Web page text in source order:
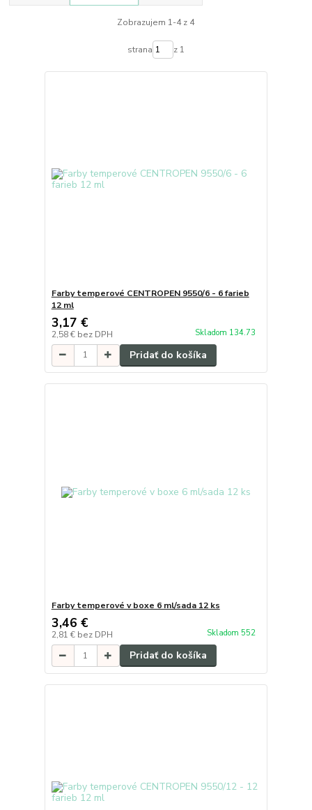
Zobrazujem 1-4 z 4
strana z 1
Farby temperové CENTROPEN 9550/6 - 6 farieb
12 ml
3,17 €
2,58 € bez DPH Skladom 134.73
Pridať do košíka
Farby temperové v boxe 6 ml/sada 12 ks
3,46 €
2,81 € bez DPH Skladom 552
Pridať do košíka